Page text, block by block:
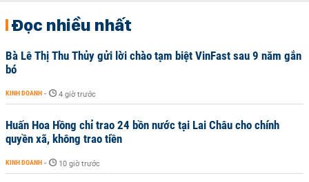
Đọc nhiều nhất
Bà Lê Thị Thu Thủy gửi lời chào tạm biệt VinFast sau 9 năm gắn
bó
KINH DOANH - 4 giờ trước
Huấn Hoa Hồng chỉ trao 24 bồn nước tại Lai Châu cho chính
quyền xã, không trao tiền
KINH DOANH - 10 giờ trước